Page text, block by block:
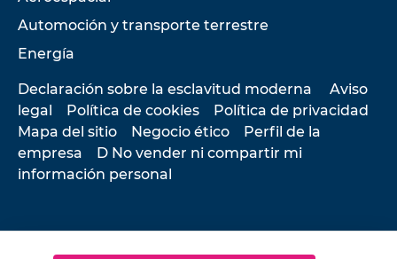
Automoción y transporte terrestre
Energía
Declaración sobre la esclavitud moderna
Aviso
legal
Política de cookies
Política de privacidad
Mapa del sitio
Negocio ético
Perfil de la
empresa
D No vender ni compartir mi
información personal